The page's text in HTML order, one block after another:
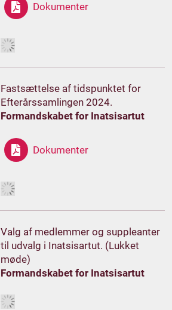
Dokumenter
Fastsættelse af tidspunktet for
Efterårssamlingen 2024.
Formandskabet for Inatsisartut
Dokumenter
Valg af medlemmer og suppleanter
til udvalg i Inatsisartut. (Lukket
møde)
Formandskabet for Inatsisartut